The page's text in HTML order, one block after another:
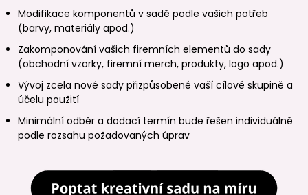
Modifikace komponentů v sadě podle vašich potřeb
(barvy, materiály apod.)
Zakomponování vašich firemních elementů do sady
(obchodní vzorky, firemní merch, produkty, logo apod.)
Vývoj zcela nové sady přizpůsobené vaší cílové skupině a
účelu použití
Minimální odběr a dodací termín bude řešen individuálně
podle rozsahu požadovaných úprav